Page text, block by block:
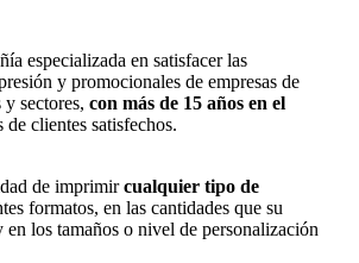
especializada en satisfacer las
y promocionales de empresas de
sectores, con más de 15 años en el
clientes satisfechos.
de imprimircualquier tipo de
formatos, en las cantidades que su
en los tamaños o nivel de personalización